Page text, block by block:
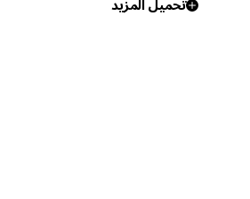
تحميل المزيد